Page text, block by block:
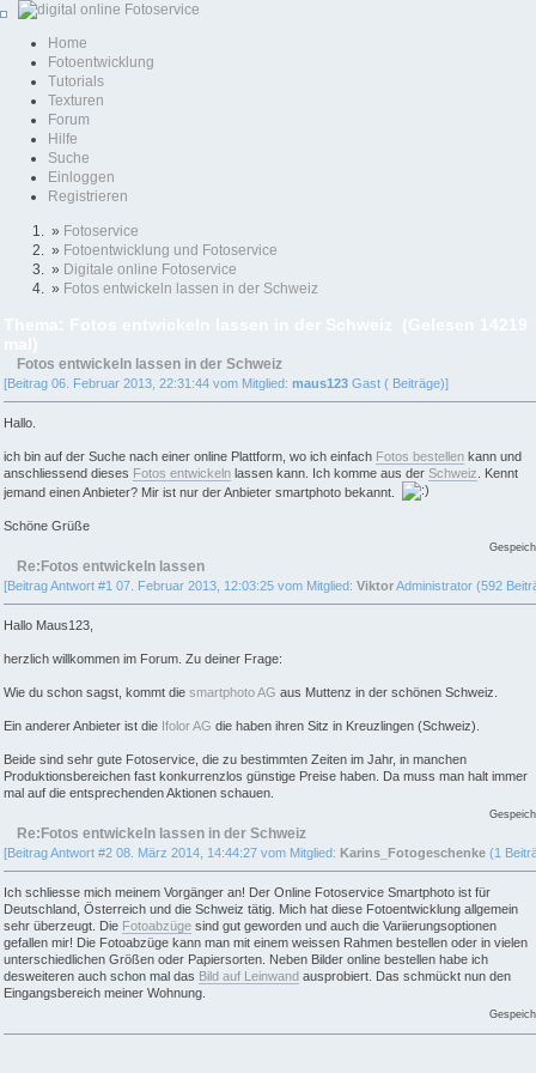
Home
Fotoentwicklung
Tutorials
Texturen
Forum
Hilfe
Suche
Einloggen
Registrieren
» Fotoservice
» Fotoentwicklung und Fotoservice
» Digitale online Fotoservice
» Fotos entwickeln lassen in der Schweiz
Fotos entwickeln lassen in der Schweiz
[Beitrag 06. Februar 2013, 22:31:44 vom Mitglied: maus123 Gast ( Beiträge)]
Hallo.
ich bin auf der Suche nach einer online Plattform, wo ich einfach Fotos bestellen kann und
anschliessend dieses Fotos entwickeln lassen kann. Ich komme aus der Schweiz . Kennt
jemand einen Anbieter? Mir ist nur der Anbieter smartphoto bekannt.
Schöne Grüße
Re:Fotos entwickeln lassen
[Beitrag Antwort #1 07. Februar 2013, 12:03:25 vom Mitglied: ViktorAdministrator (592
Hallo Maus123,
herzlich willkommen im Forum. Zu deiner Frage:
Wie du schon sagst, kommt die smartphoto AG aus Muttenz in der schönen Schweiz.
Ein anderer Anbieter ist die Ifolor AG die haben ihren Sitz in Kreuzlingen (Schweiz).
Beide sind sehr gute Fotoservice, die zu bestimmten Zeiten im Jahr, in manchen
Produktionsbereichen fast konkurrenzlos günstige Preise haben. Da muss man halt immer
mal auf die entsprechenden Aktionen schauen.
Re:Fotos entwickeln lassen in der Schweiz
[Beitrag Antwort #2 08. März 2014, 14:44:27 vom Mitglied: Karins_Fotogeschenke (1
Ich schliesse mich meinem Vorgänger an! Der Online Fotoservice Smartphoto ist für
Deutschland, Österreich und die Schweiz tätig. Mich hat diese Fotoentwicklung allgemein
sehr überzeugt. Die Fotoabzüge sind gut geworden und auch die Variierungsoptionen
gefallen mir! Die Fotoabzüge kann man mit einem weissen Rahmen bestellen oder in vielen
unterschiedlichen Größen oder Papiersorten. Neben Bilder online bestellen habe ich
desweiteren auch schon mal das Bild auf Leinwand ausprobiert. Das schmückt nun den
Eingangsbereich meiner Wohnung.